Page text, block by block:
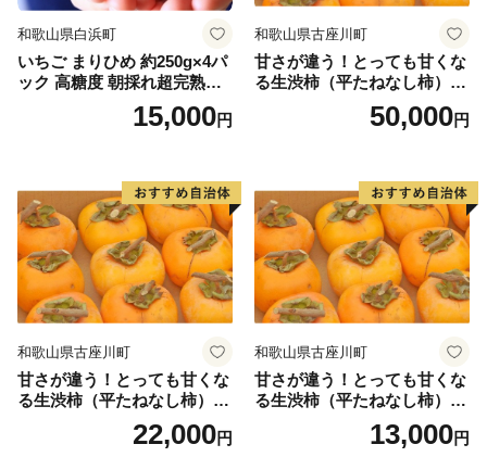
和歌山県白浜町
いちご まりひめ 約250g×4パ
ック 高糖度 朝採れ超完熟ま
りひめ 1月以降発送分
15,000円
和歌山県古座川町
甘さが違う！とっても甘くな
る生渋柿（平たねなし柿）吊
ップ付約14.5～15kg 約60～
rt015B】
50,000円
和歌山県古座川町
甘さが違う！とっても甘くな
る生渋柿（平たねなし柿）吊
ップ付約4.5～5kg 約24～30
22,000円
和歌山県古座川町
甘さが違う！とっても甘くな
る生渋柿（平たねなし柿）吊
ップ付付約1.5～2kg 約6～1
13,000円